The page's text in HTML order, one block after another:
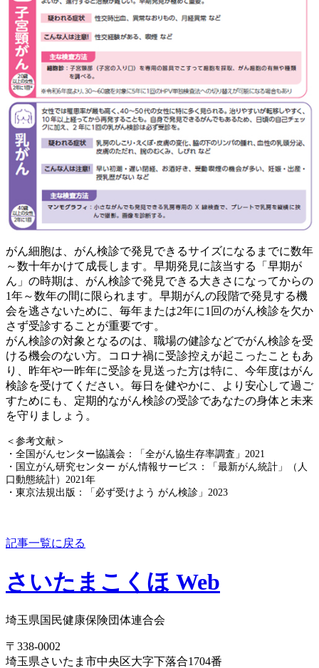
がん細胞は、がん検診で発見できるサイズになるまでに数年
～数十年かけて成長します。早期発見に該当する「早期が
ん」の時期は、がん検診で発見できる大きさになってからの
1年～数年の間に限られます。早期がんの段階で発見する機
会を逃さないために、毎年または2年に1回のがん検診を欠か
さず受診することが重要です。
がん検診の対象となるのは、職場の健診などでがん検診を受
ける機会のない方。コロナ禍に受診控えが起こったこともあ
り、昨年や一昨年に受診を見送った方は特に、今年度はがん
検診を受けてください。毎日を健やかに、より安心して過ご
すためにも、定期的ながん検診の受診であなたの身体と未来
を守りましょう。
＜参考文献＞
・全国がんセンター協議会：「全がん協生存率調査」2021
・国立がん研究センター がん情報サービス：「最新がん統計」（人
口動態統計）2021年
・東京法規出版：「必ず受けよう がん検診」2023
記事一覧に戻る
さいたまこくほ Web
埼玉県国民健康保険団体連合会
〒338-0002
埼玉県さいたま市中央区大字下落合1704番